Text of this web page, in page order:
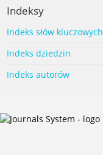
Indeksy
Indeks słów kluczowych
Indeks dziedzin
Indeks autorów